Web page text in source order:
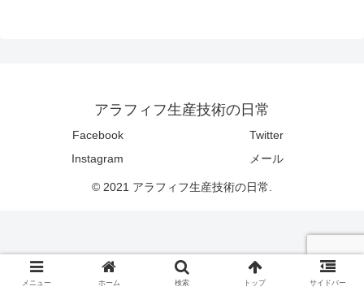
アラフィフ生産技術の日常
Facebook
Twitter
Instagram
メール
© 2021 アラフィフ生産技術の日常.
メニュー ホーム 検索 トップ サイドバー